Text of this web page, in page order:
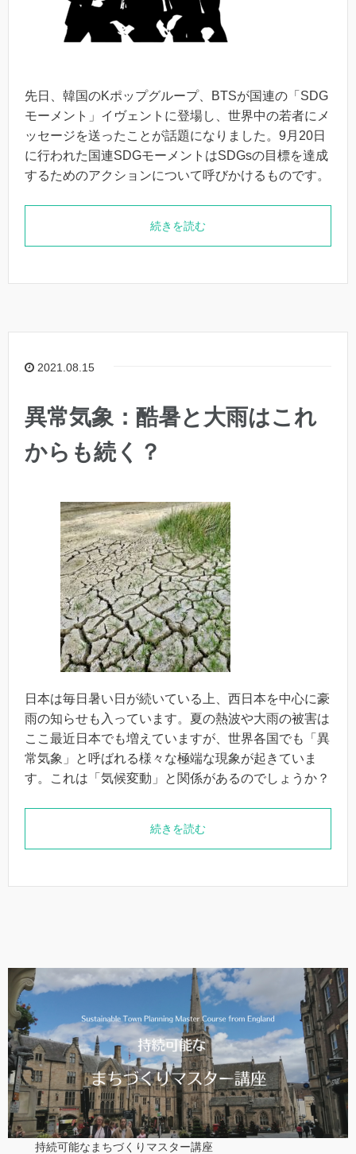
先日、韓国のKポップグループ、BTSが国連の「SDG
モーメント」イヴェントに登場し、世界中の若者にメ
ッセージを送ったことが話題になりました。9月20日
に行われた国連SDGモーメントはSDGsの目標を達成
するためのアクションについて呼びかけるものです。
続きを読む
2021.08.15
異常気象：酷暑と大雨はこれ
からも続く？
日本は毎日暑い日が続いている上、西日本を中心に豪
雨の知らせも入っています。夏の熱波や大雨の被害は
ここ最近日本でも増えていますが、世界各国でも「異
常気象」と呼ばれる様々な極端な現象が起きていま
す。これは「気候変動」と関係があるのでしょうか？
続きを読む
持続可能なまちづくりマスター講座